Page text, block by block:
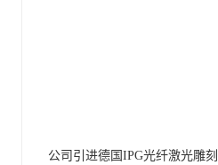
公司引进德国IPG光纤激光雕